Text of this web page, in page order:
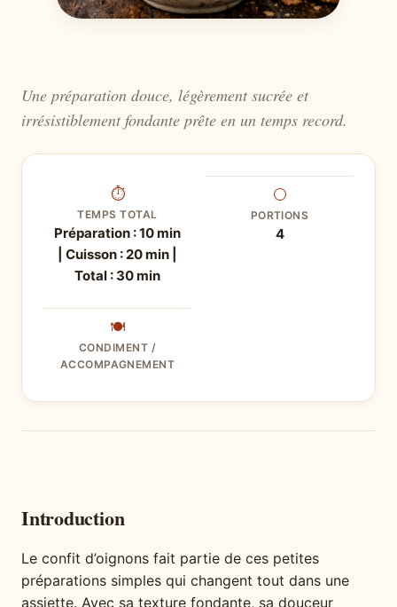
Une préparation douce, légèrement sucrée et
irrésistiblement fondante prête en un temps record.
⏱
TEMPS TOTAL
Préparation : 10 min
| Cuisson : 20 min |
Total : 30 min
⚪
PORTIONS
4
🍽
CONDIMENT /
ACCOMPAGNEMENT
Introduction
Le confit d’oignons fait partie de ces petites
préparations simples qui changent tout dans une
assiette. Avec sa texture fondante, sa douceur